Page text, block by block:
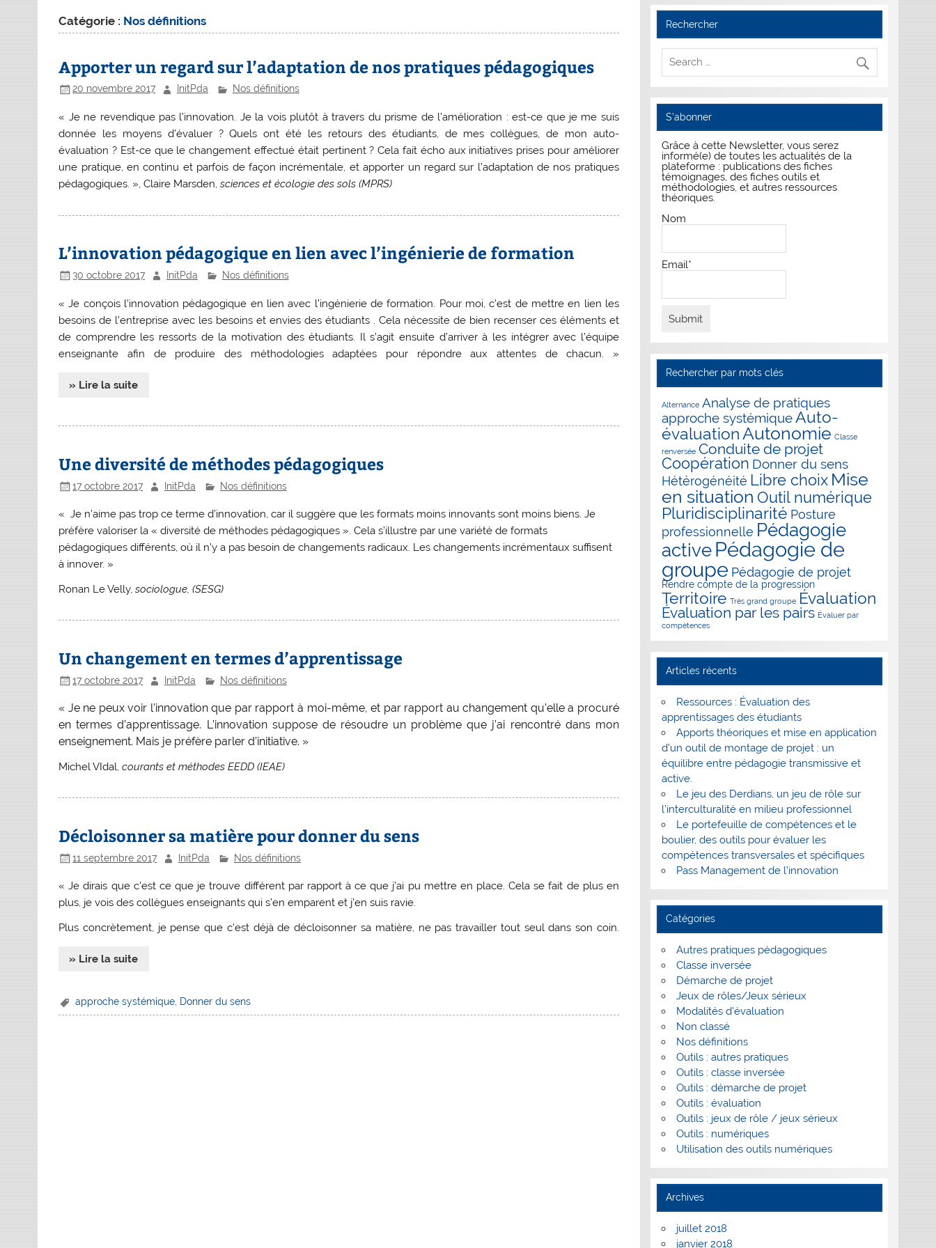
Catégorie : Nos définitions
Apporter un regard sur l’adaptation de nos pratiques pédagogiques
20 novembre 2017 InitPda Nos définitions
« Je ne revendique pas l’innovation. Je la vois plutôt à travers du prisme de l’amélioration : est-ce que je me suis
donnée les moyens d’évaluer ? Quels ont été les retours des étudiants, de mes collègues, de mon auto-
évaluation ? Est-ce que le changement effectué était pertinent ? Cela fait écho aux initiatives prises pour améliorer
une pratique, en continu et parfois de façon incrémentale, et apporter un regard sur l’adaptation de nos pratiques
pédagogiques. », Claire Marsden,sciences et écologie des sols (MPRS)
L’innovation pédagogique en lien avec l’ingénierie de formation
30 octobre 2017 InitPda Nos définitions
« Je conçois l’innovation pédagogique en lien avec l’ingénierie de formation. Pour moi, c’est de mettre en lien les
besoins de l’entreprise avec les besoins et envies des étudiants . Cela nécessite de bien recenser ces éléments et
de comprendre les ressorts de la motivation des étudiants. Il s’agit ensuite d’arriver à les intégrer avec l’équipe
enseignante afin de produire des méthodologies adaptées pour répondre aux attentes de chacun. »
» Lire la suite
Une diversité de méthodes pédagogiques
17 octobre 2017 InitPda Nos définitions
« Je n’aime pas trop ce terme d’innovation, car il suggère que les formats moins innovants sont moins biens. Je
préfère valoriser la « diversité de méthodes pédagogiques ». Cela s’illustre par une variété de formats
pédagogiques différents, où il n’y a pas besoin de changements radicaux. Les changements incrémentaux suffisent
à innover. »
Ronan Le Velly,sociologue, (SESG)
Un changement en termes d’apprentissage
17 octobre 2017 InitPda Nos définitions
« Je ne peux voir l’innovation que par rapport à moi-même, et par rapport au changement qu’elle a procuré
en termes d’apprentissage. L’innovation suppose de résoudre un problème que j’ai rencontré dans mon
enseignement. Mais je préfère parler d’initiative. »
Michel VIdal, courants et méthodes EEDD (IEAE)
Décloisonner sa matière pour donner du sens
11 septembre 2017 InitPda Nos définitions
« Je dirais que c’est ce que je trouve différent par rapport à ce que j’ai pu mettre en place. Cela se fait de plus en
plus, je vois des collègues enseignants qui s’en emparent et j’en suis ravie.
Plus concrètement, je pense que c’est déjà dedécloisonner sa matière, ne pas travailler tout seul dans son coin.
» Lire la suite
approche systémique Donner du sens
Rechercher
S’abonner
Grâce à cette Newsletter, vous serez
informé(e) de toutes les actualités de la
plateforme : publications des fiches
témoignages, des fiches outils et
méthodologies, et autres ressources
théoriques.
Nom
Email*
Rechercher par mots clés
Alternance Analyse de pratiques
approche systémiqueAuto-
évaluationAutonomie Classe
renversée Conduite de projet
Coopération Donner du sens
Hétérogénéité Libre choix Mise
en situation Outil numérique
Pluridisciplinarité Posture
professionnelle Pédagogie
active Pédagogie de
groupe Pédagogie de projet
Rendre compte de la progression
Territoire Très grand groupe Évaluation
Évaluation par les pairs Évaluer par
compétences
Articles récents
Ressources : Évaluation des
apprentissages des étudiants
Apports théoriques et mise en application
d’un outil de montage de projet : un
équilibre entre pédagogie transmissive et
active.
Le jeu des Derdians, un jeu de rôle sur
l’interculturalité en milieu professionnel
Le portefeuille de compétences et le
boulier, des outils pour évaluer les
compétences transversales et spécifiques
Pass Management de l’innovation
Catégories
Autres pratiques pédagogiques
Classe inversée
Démarche de projet
Jeux de rôles/Jeux sérieux
Modalités d'évaluation
Non classé
Nos définitions
Outils : autres pratiques
Outils : classe inversée
Outils : démarche de projet
Outils : évaluation
Outils : jeux de rôle / jeux sérieux
Outils : numériques
Utilisation des outils numériques
Archives
juillet 2018
janvier 2018